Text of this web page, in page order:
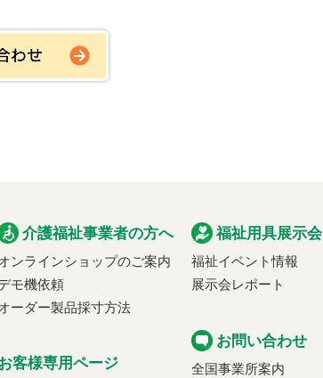
介護福祉事業者の方へ
ンラインショップのご案内
モ機依頼
ーダー製品採寸方法
客様専用ページ
福祉用具展示会
福祉イベント情報
展示会レポート
お問い合わせ
全国事業所案内